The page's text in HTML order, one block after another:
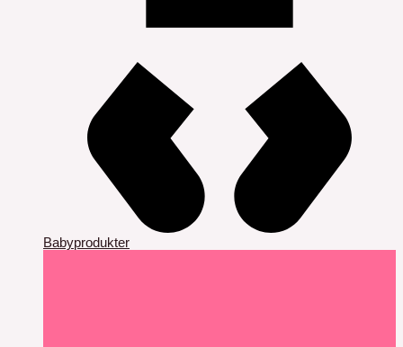
Babyprodukter